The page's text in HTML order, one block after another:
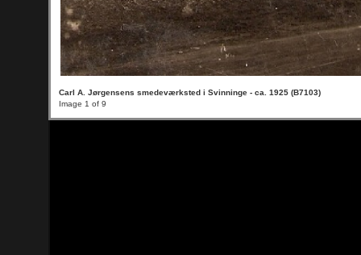
Carl A. Jørgensens smedeværksted i Svinninge - ca. 1925 (B7103)
Image 1 of 9